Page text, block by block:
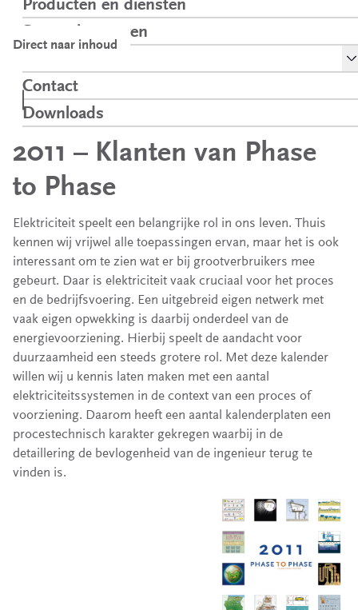
Direct naar inhoud
Samen innoveren
Contact
Downloads
Opent in een nieuw tabblad
Home
Kennis over
netten
Phase to Phase
2011 – Klanten van Phase
to Phase
Elektriciteit speelt een belangrijke rol in ons leven. Thuis
kennen wij vrijwel alle toepassingen ervan, maar het is ook
interessant om te zien wat er bij grootverbruikers mee
gebeurt. Daar is elektriciteit vaak cruciaal voor het proces
en de bedrijfsvoering. Een uitgebreid eigen netwerk met
vaak eigen opwekking is daarbij onderdeel van de
energievoorziening. Hierbij speelt de aandacht voor
duurzaamheid een steeds grotere rol. Met deze kalender
willen wij u kennis laten maken met een aantal
elektriciteitssystemen in de context van een proces of
voorziening. Daarom heeft een aantal kalenderplaten een
procestechnisch karakter gekregen waarbij in de
detaillering de bevlogenheid van de ingenieur terug te
vinden is.